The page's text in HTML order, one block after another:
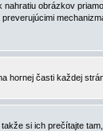
obrázkov
časti každej
si ich prečítajte